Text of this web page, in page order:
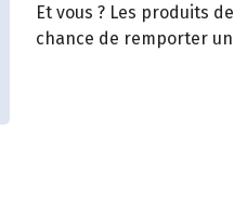
Et vous ? Les produits
chance de remporter